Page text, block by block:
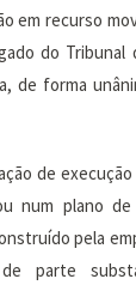
em recurso
do Tribunal
de forma
de execução
num plano
pela
parte